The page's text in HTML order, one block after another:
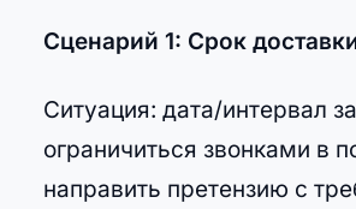
Сценарий 1: Срок
Ситуация: дата/интервал
ограничиться звонками в
направить претензию с